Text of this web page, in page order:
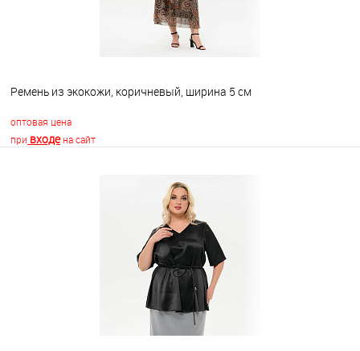
Ремень из экокожи, коричневый, ширина 5 см
оптовая цена
при входена сайт
В корзину